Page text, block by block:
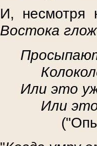
И, несмотря
Востока
Или это
Или